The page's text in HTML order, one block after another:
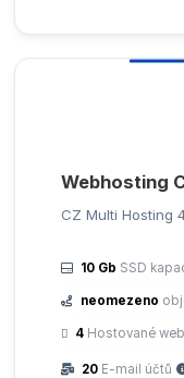
Webhosting
CZ Multi Hosting
10 Gb SSD
neomezeno
4 Hostované
20 E-mail účtů